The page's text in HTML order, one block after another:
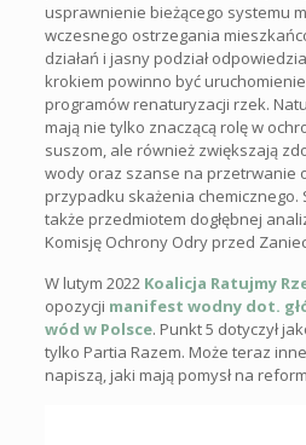
usprawnienie bieżącego systemu
wczesnego ostrzegania
działań i jasny podział
krokiem powinno być
programów renaturyzacji rzek.
mają nie tylko znaczącą rolę w
suszom, ale również zwiększają
wody oraz szanse na przetrwanie
przypadku skażenia
także przedmiotem dogłębnej
Komisję Ochrony Odry przed
W lutym 2022 Koalicja Ratujmy
opozycji manifest wodny dot.
wód w Polsce. Punkt 5 dotyczył
tylko Partia Razem. Może teraz
napiszą, jaki mają pomysł na